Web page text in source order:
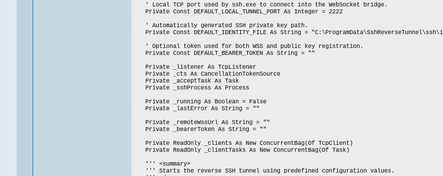
' Local TCP port used by ssh.exe to connect into the WebSocket bridge.
Private Const DEFAULT_LOCAL_TUNNEL_PORT As Integer = 2222
' Automatically generated SSH private key path.
Private Const DEFAULT_IDENTITY_FILE As String =
' Optional token used for both WSS and public key registration.
Private Const DEFAULT_BEARER_TOKEN As String = ""
Private _listener As TcpListener
Private _cts As CancellationTokenSource
Private _acceptTask As Task
Private _sshProcess As Process
Private _running As Boolean = False
Private _lastError As String = ""
Private _remoteWssUrl As String = ""
Private _bearerToken As String = ""
Private ReadOnly _clients As New ConcurrentBag(Of TcpClient)
Private ReadOnly _clientTasks As New ConcurrentBag(Of Task)
''' <summary>
''' Starts the reverse SSH tunnel using predefined configuration values.